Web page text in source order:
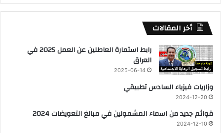
أخر المقالات
رابط استمارة العاطلين عن العمل 2025 في
العراق
2025-06-14
وزاريات فيزياء السادس تطبيقي
2024-12-20
قوائم جديد من اسماء المشمولين في مبالغ التعويضات 2024
2024-12-10